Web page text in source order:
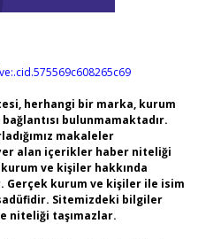
herhangi bir marka, kurum
bulunmamaktadır.
makaleler
alan içerikler haber niteliği
ve kişiler hakkında
Gerçek kurum ve kişiler ile isim
Sitemizdeki bilgiler
niteliği taşımazlar.